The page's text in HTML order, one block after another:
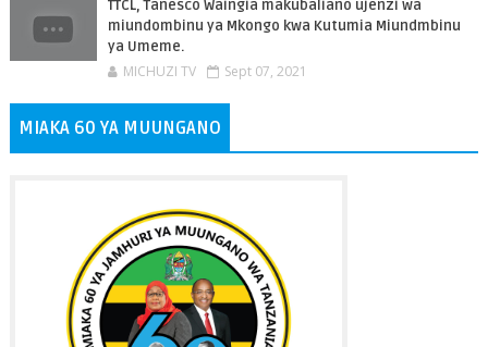
TTCL, Tanesco Waingia makubaliano ujenzi wa
miundombinu ya Mkongo kwa Kutumia Miundmbinu
ya Umeme.
MICHUZI TV Sept 07, 2021
MIAKA 60 YA MUUNGANO